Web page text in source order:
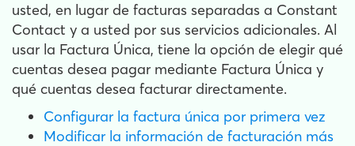
usted, en lugar de facturas separadas a Constant
Contact y a usted por sus servicios adicionales. Al
usar la Factura Única, tiene la opción de elegir qué
cuentas desea pagar mediante Factura Única y
qué cuentas desea facturar directamente.
Configurar la factura única por primera vez
Modificar la información de facturación más